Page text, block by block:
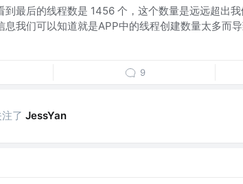
到最后的线程数是 1456 个，这个数量是远远超出
息我们可以知道就是APP中的线程创建数量太多而
9
了 JessYan